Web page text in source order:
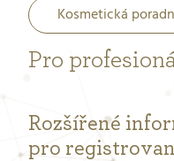
Kosmetická
Pro
Rozšířené
pro